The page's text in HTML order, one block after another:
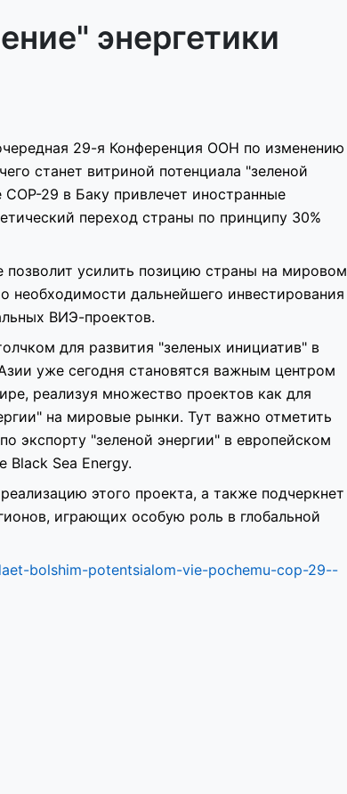
энергетики
29-я Конференция ООН по изменению
станет витриной потенциала "зеленой
29 в Баку привлечет иностранные
переход страны по принципу 30%
усилить позицию страны на мировом
необходимости дальнейшего инвестирования
ВИЭ-проектов.
для развития "зеленых инициатив" в
уже сегодня становятся важным центром
реализуя множество проектов как для
на мировые рынки. Тут важно отметить
экспорту "зеленой энергии" в европейском
Black Sea Energy.
этого проекта, а также подчеркнет
играющих особую роль в глобальной
bolshim-potentsialom-vie-pochemu-cop-29--